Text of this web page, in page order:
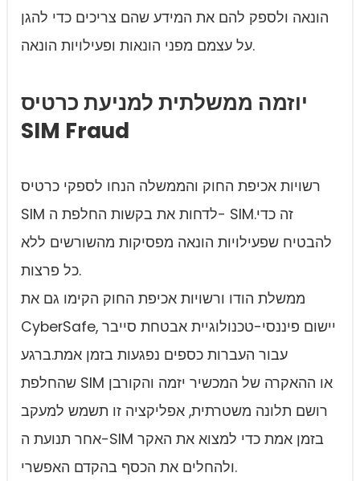
הונאה ולספק להם את המידע שהם צריכים כדי להגן
על עצמם מפני הונאות ופעילויות הונאה.
יוזמה ממשלתית למניעת כרטיס
SIM Fraud
רשויות אכיפת החוק והממשלה הנחו לספקי כרטיס
SIM לדחות את בקשות החלפת ה- SIM.זה כדי
להבטיח שפעילויות הונאה מפסיקות מהשורשים ללא
כל פרצות.
ממשלת הודו ורשויות אכיפת החוק הקימו גם את
CyberSafe, יישום פיננסי-טכנולוגיית אבטחת סייבר
עבור העברות כספים נפגעות בזמן אמת.ברגע
שהחלפת SIM או ההאקרה של המכשיר יזמה והקורבן
רושם תלונה משטרתית, אפליקציה זו תשמש למעקב
אחר תנועת ה-SIM בזמן אמת כדי למצוא את האקר
ולהחלים את הכסף בהקדם האפשרי.